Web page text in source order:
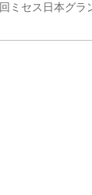
ミセス日本グラ